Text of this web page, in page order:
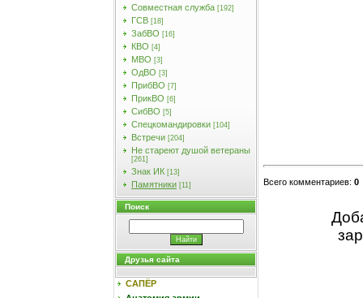
Совместная служба [192]
ГСВ [18]
ЗабВО [16]
КВО [4]
МВО [3]
ОдВО [3]
ПрибВО [7]
ПрикВО [6]
СибВО [5]
Спецкомандировки [104]
Встречи [204]
Не стареют душой ветераны
[261]
Знак ИК [13]
Памятники [11]
Поиск
Друзья сайта
САПЁР
Всего комментариев: 0